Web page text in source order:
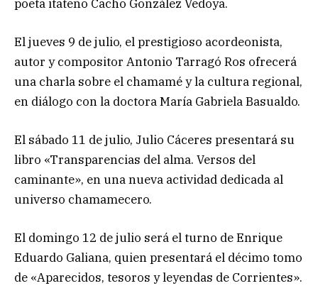
poeta itateño Cacho González Vedoya.
El jueves 9 de julio, el prestigioso acordeonista,
autor y compositor Antonio Tarragó Ros ofrecerá
una charla sobre el chamamé y la cultura regional,
en diálogo con la doctora María Gabriela Basualdo.
El sábado 11 de julio, Julio Cáceres presentará su
libro «Transparencias del alma. Versos del
caminante», en una nueva actividad dedicada al
universo chamamecero.
El domingo 12 de julio será el turno de Enrique
Eduardo Galiana, quien presentará el décimo tomo
de «Aparecidos, tesoros y leyendas de Corrientes».